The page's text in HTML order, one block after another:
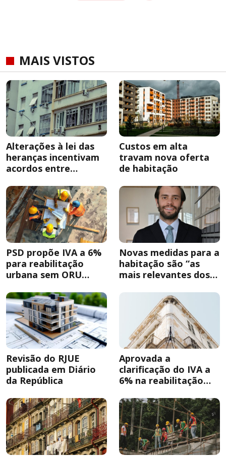
MAIS VISTOS
Alterações à lei das
heranças incentivam
acordos entre
Custos em alta
travam nova oferta
de habitação
PSD propõe IVA a 6%
para reabilitação
urbana sem ORU
Novas medidas para a
habitação são “as
mais relevantes dos
Revisão do RJUE
publicada em Diário
da República
Aprovada a
clarificação do IVA a
6% na reabilitação